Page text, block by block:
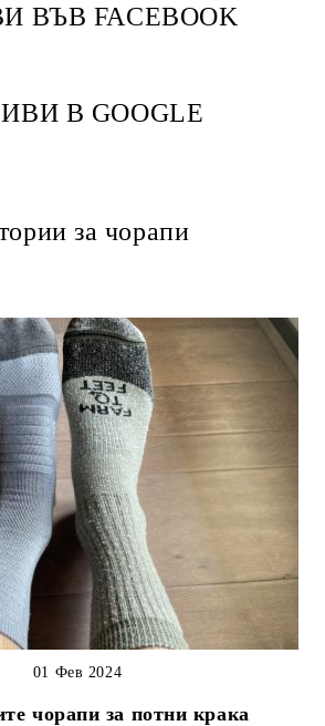
ВЪВ FACEBOOK
В GOOGLE
за чорапи
чорапи за потни крака
01 Фев 2024